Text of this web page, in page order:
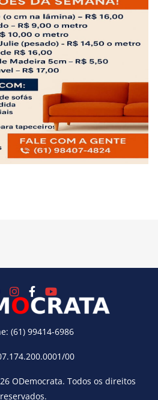
(61) 99414-6986
00
ODemocrata. Todos os direitos
reservados.